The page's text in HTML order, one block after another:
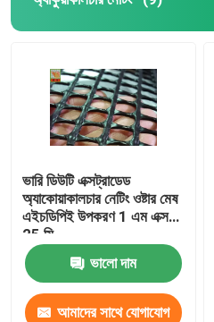
ভারি ডিউটি ​​এক্সট্রাডেড
অ্যাকোয়াকালচার নেটিং ওষ্টার মেষ
এইচডিপিই উপকরণ 1 এম এক্স
25 মি
ভালো দাম
আমাদের সাথে যোগাযোগ